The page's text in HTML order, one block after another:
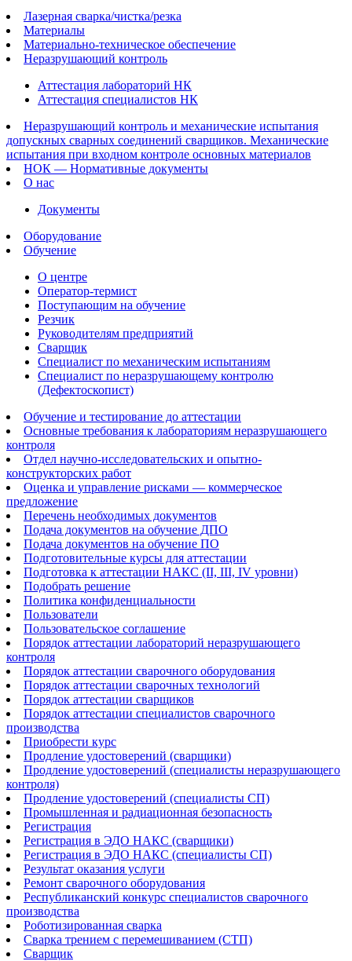
Лазерная сварка/чистка/резка
Материалы
Материально-техническое обеспечение
Неразрушающий контроль
Аттестация лабораторий НК
Аттестация специалистов НК
Неразрушающий контроль и механические испытания
допускных сварных соединений сварщиков. Механические
испытания при входном контроле основных материалов
НОК — Нормативные документы
О нас
Документы
Оборудование
Обучение
О центре
Оператор-термист
Поступающим на обучение
Резчик
Руководителям предприятий
Сварщик
Специалист по механическим испытаниям
Специалист по неразрушающему контролю
(Дефектоскопист)
Обучение и тестирование до аттестации
Основные требования к лабораториям неразрушающего
контроля
Отдел научно-исследовательских и опытно-
конструкторских работ
Оценка и управление рисками — коммерческое
предложение
Перечень необходимых документов
Подача документов на обучение ДПО
Подача документов на обучение ПО
Подготовительные курсы для аттестации
Подготовка к аттестации НАКС (II, III, IV уровни)
Подобрать решение
Политика конфиденциальности
Пользователи
Пользовательское соглашение
Порядок аттестации лабораторий неразрушающего
контроля
Порядок аттестации сварочного оборудования
Порядок аттестации сварочных технологий
Порядок аттестации сварщиков
Порядок аттестации специалистов сварочного
производства
Приобрести курс
Продление удостоверений (сварщики)
Продление удостоверений (специалисты неразрушающего
контроля)
Продление удостоверений (специалисты СП)
Промышленная и радиационная безопасность
Регистрация
Регистрация в ЭДО НАКС (сварщики)
Регистрация в ЭДО НАКС (специалисты СП)
Результат оказания услуги
Ремонт сварочного оборудования
Республиканский конкурс специалистов сварочного
производства
Роботизированная сварка​
Сварка трением с перемешиванием (СТП)
Сварщик